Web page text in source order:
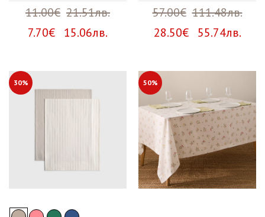
11.00€ 21.51лв.
7.70€ 15.06лв.
57.00€ 111.48лв.
28.50€ 55.74лв.
30% 50%